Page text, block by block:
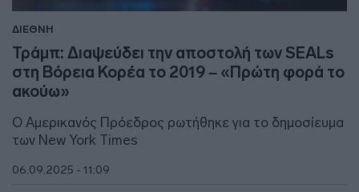
ΔΙΕΘΝΗ
Τράμπ: Διαψεύδει την αποστολή των SEALs
στη Βόρεια Κορέα το 2019 – «Πρώτη φορά το
ακούω»
Ο Αμερικανός Πρόεδρος ρωτήθηκε για το δημοσίευμα
των New York Times
06.09.2025 - 11:09